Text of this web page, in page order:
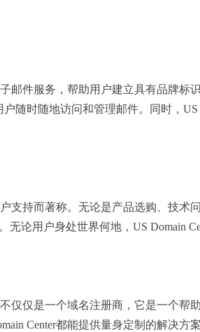
子邮件服务，帮助用户建立具有品牌
随时随地访问和管理邮件。同时，
支持而著称。无论是产品选购、技
无论用户身处世界何地，US Domain
不仅仅是一个域名注册商，它是一个
Center都能提供量身定制的解决